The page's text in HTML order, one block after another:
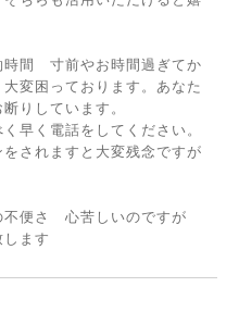
時間 寸前やお時間過ぎてか
変困っております。あなた
りしています。
早く電話をしてください。
されますと大変残念ですが
不便さ 心苦しいのですが
ます